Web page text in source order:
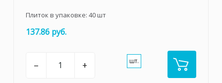
Плиток в упаковке: 40шт
137.86 руб.
– + шт.